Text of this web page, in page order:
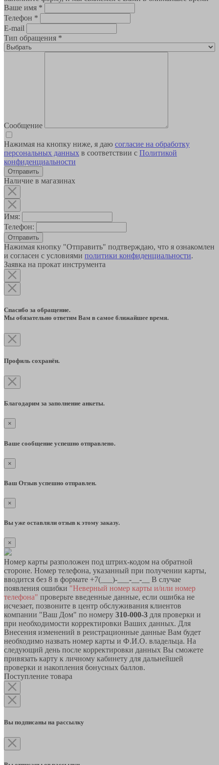
Ваше имя *
Телефон *
E-mail
Тип обращения *
Сообщение
Нажимая на кнопку ниже, я даю согласие на обработку
персональных данных в соответствии с Политикой
конфиденциальности
Наличие в магазинах
Имя:
Телефон:
Отправить
Нажимая кнопку "Отправить" подтверждаю, что я ознакомлен
и согласен с условиями политики конфиденциальности.
Заявка на прокат инструмента
Спасибо за обращение.
Мы обязательно ответим Вам в самое ближайшее время.
Профиль сохранён.
Благодарим за заполнение анкеты.
×
Ваше сообщение успешно отправлено.
×
Ваш Отзыв успешно отправлен.
×
Вы уже оставляли отзыв к этому заказу.
×
Номер карты разположен под штрих-кодом на обратной
стороне. Номер телефона, указанный при получении карты,
вводится без 8 в формате +7(___)-___-__-__ В случае
появления ошибки "Неверный номер карты и/или номер
телефона" проверьте введенные данные, если ошибка не
исчезает, позвоните в центр обслуживания клиентов
компании "Ваш Дом" по номеру 310-000-3 для проверки и
при необходимости корректировки Ваших данных. Для
Внесения изменений в реистрационные данные Вам будет
необходимо назвать номер карты и Ф.И.О. владельца. На
следующий день после корректировки данных Вы сможете
привязать карту к личному кабинету для дальнейшей
проверки и накопления бонусных баллов.
Поступление товара
Вы подписаны на рассылку